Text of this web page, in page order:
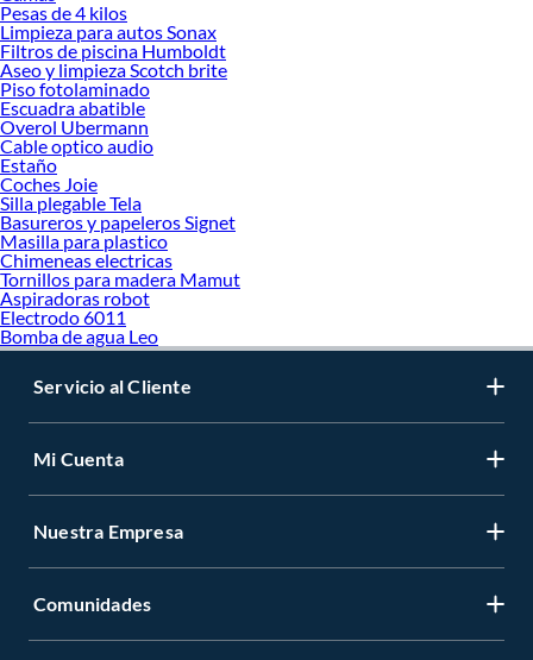
Pesas de 4 kilos
Limpieza para autos Sonax
Filtros de piscina Humboldt
Aseo y limpieza Scotch brite
Piso fotolaminado
Escuadra abatible
Overol Ubermann
Cable optico audio
Estaño
Coches Joie
Silla plegable Tela
Basureros y papeleros Signet
Masilla para plastico
Chimeneas electricas
Tornillos para madera Mamut
Aspiradoras robot
Electrodo 6011
Bomba de agua Leo
Servicio al Cliente
Mi Cuenta
Nuestra Empresa
Comunidades